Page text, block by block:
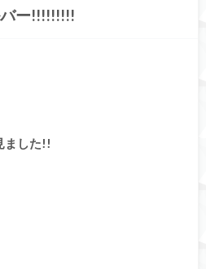
バー!!!!!!!!!
ました!!